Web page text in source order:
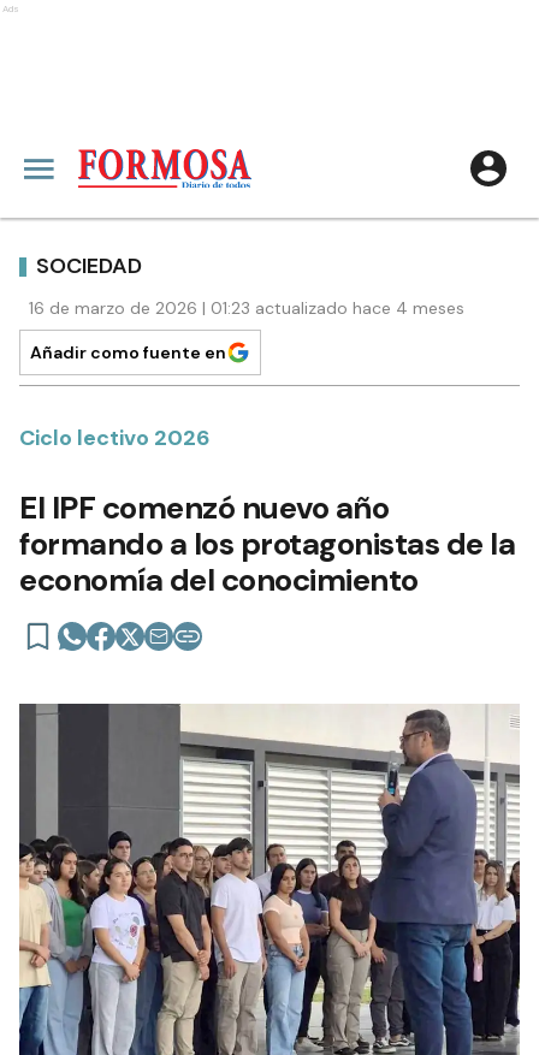
Ads
SOCIEDAD
16 de marzo de 2026 | 01:23 actualizado hace 4 meses
Añadir como fuente en
Ciclo lectivo 2026
El IPF comenzó nuevo año
formando a los protagonistas de la
economía del conocimiento